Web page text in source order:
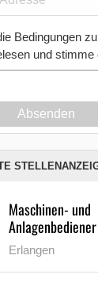
Bedingungen
und stimme
Absenden
Maschinen- und
Erlangen